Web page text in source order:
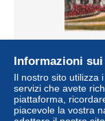
35-
Stato
Informazioni
Il nostro sito utilizza
servizi che avete
piattaforma,
piacevole la vostra